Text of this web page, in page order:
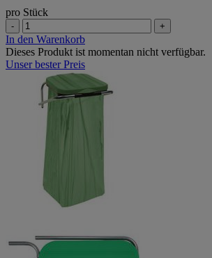
pro Stück
- +
In den Warenkorb
Dieses Produkt ist momentan nicht verfügbar.
Unser bester Preis